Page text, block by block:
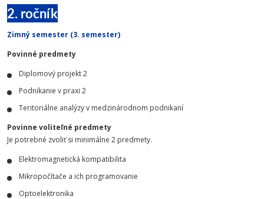
2. ročník
Zimný semester (3. semester)
Povinné predmety
Diplomový projekt 2
Podnikanie v praxi 2
Teritoriálne analýzy v medzinárodnom podnikaní
Povinne voliteľné predmety
Je potrebné zvoliť si minimálne 2 predmety.
Elektromagnetická kompatibilita
Mikropočítače a ich programovanie
Optoelektronika